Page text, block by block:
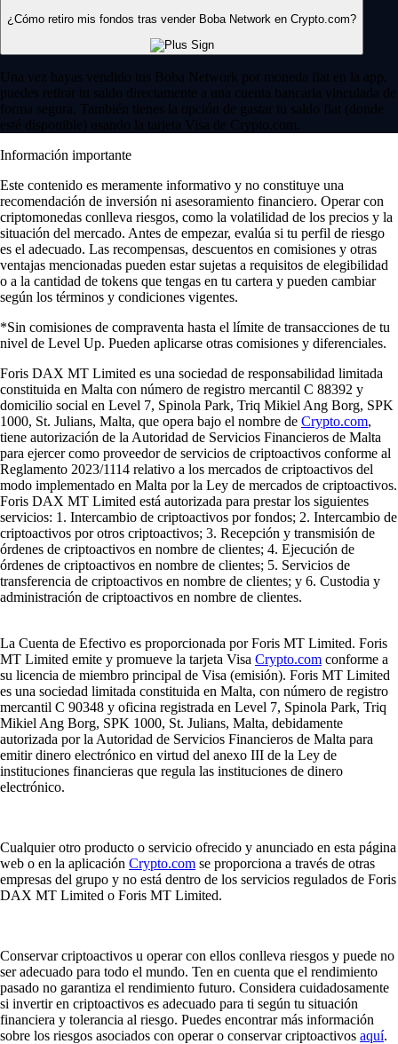
¿Cómo retiro mis fondos tras vender Boba Network en Crypto.com?
Una vez hayas vendido tus Boba Network por moneda fiat en la app,
puedes retirar tu saldo directamente a una cuenta bancaria vinculada de
forma segura. También tienes la opción de gastar tu saldo fiat (donde
esté disponible) usando la tarjeta Visa de Crypto.com.
Información importante
Este contenido es meramente informativo y no constituye una
recomendación de inversión ni asesoramiento financiero. Operar con
criptomonedas conlleva riesgos, como la volatilidad de los precios y la
situación del mercado. Antes de empezar, evalúa si tu perfil de riesgo
es el adecuado. Las recompensas, descuentos en comisiones y otras
ventajas mencionadas pueden estar sujetas a requisitos de elegibilidad
o a la cantidad de tokens que tengas en tu cartera y pueden cambiar
según los términos y condiciones vigentes.
*Sin comisiones de compraventa hasta el límite de transacciones de tu
nivel de Level Up. Pueden aplicarse otras comisiones y diferenciales.
Foris DAX MT Limited es una sociedad de responsabilidad limitada
constituida en Malta con número de registro mercantil C 88392 y
domicilio social en Level 7, Spinola Park, Triq Mikiel Ang Borg, SPK
1000, St. Julians, Malta, que opera bajo el nombre de Crypto.com,
tiene autorización de la Autoridad de Servicios Financieros de Malta
para ejercer como proveedor de servicios de criptoactivos conforme al
Reglamento 2023/1114 relativo a los mercados de criptoactivos del
modo implementado en Malta por la Ley de mercados de criptoactivos.
Foris DAX MT Limited está autorizada para prestar los siguientes
servicios: 1. Intercambio de criptoactivos por fondos; 2. Intercambio de
criptoactivos por otros criptoactivos; 3. Recepción y transmisión de
órdenes de criptoactivos en nombre de clientes; 4. Ejecución de
órdenes de criptoactivos en nombre de clientes; 5. Servicios de
transferencia de criptoactivos en nombre de clientes; y 6. Custodia y
administración de criptoactivos en nombre de clientes.
La Cuenta de Efectivo es proporcionada por Foris MT Limited. Foris
MT Limited emite y promueve la tarjeta Visa Crypto.com conforme a
su licencia de miembro principal de Visa (emisión). Foris MT Limited
es una sociedad limitada constituida en Malta, con número de registro
mercantil C 90348 y oficina registrada en Level 7, Spinola Park, Triq
Mikiel Ang Borg, SPK 1000, St. Julians, Malta, debidamente
autorizada por la Autoridad de Servicios Financieros de Malta para
emitir dinero electrónico en virtud del anexo III de la Ley de
instituciones financieras que regula las instituciones de dinero
electrónico.
Cualquier otro producto o servicio ofrecido y anunciado en esta página
web o en la aplicación Crypto.com se proporciona a través de otras
empresas del grupo y no está dentro de los servicios regulados de Foris
DAX MT Limited o Foris MT Limited.
Conservar criptoactivos u operar con ellos conlleva riesgos y puede no
ser adecuado para todo el mundo. Ten en cuenta que el rendimiento
pasado no garantiza el rendimiento futuro. Considera cuidadosamente
si invertir en criptoactivos es adecuado para ti según tu situación
financiera y tolerancia al riesgo. Puedes encontrar más información
sobre los riesgos asociados con operar o conservar criptoactivos aquí.